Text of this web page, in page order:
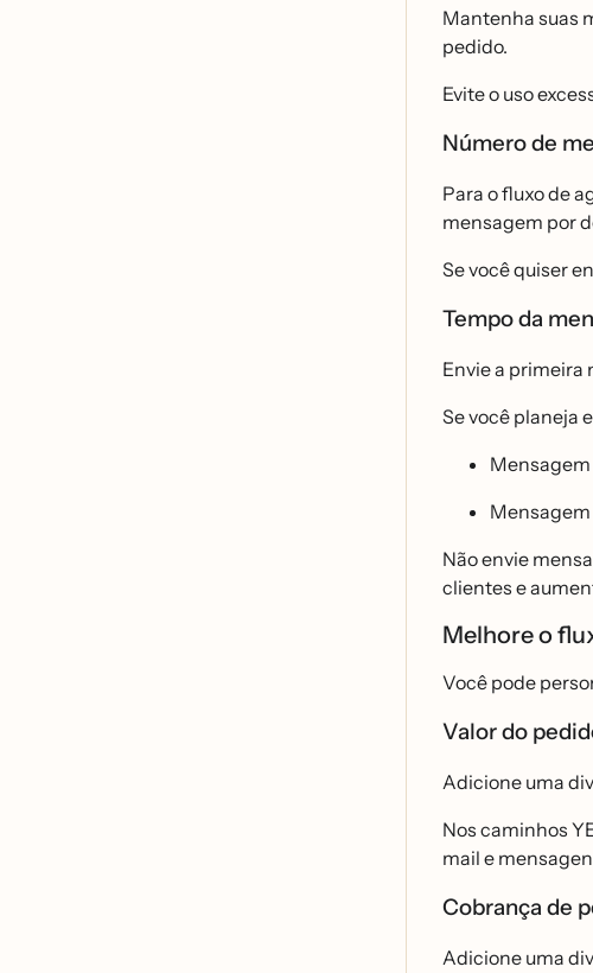
Mantenha suas
pedido.
Evite o uso
Número de
Para o fluxo de
mensagem por
Se você quiser
Tempo da
Envie a
Se você planeja
Mensagem
Mensagem
Não envie
clientes e
Melhore o
Você pode
Valor do
Adicione uma
Nos caminhos
mail e
Cobrança de
Adicione uma